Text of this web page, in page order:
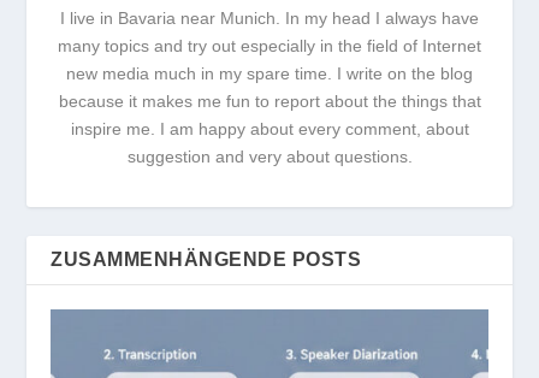
I live in Bavaria near Munich. In my head I always have
many topics and try out especially in the field of Internet
new media much in my spare time. I write on the blog
because it makes me fun to report about the things that
inspire me. I am happy about every comment, about
suggestion and very about questions.
ZUSAMMENHÄNGENDE POSTS